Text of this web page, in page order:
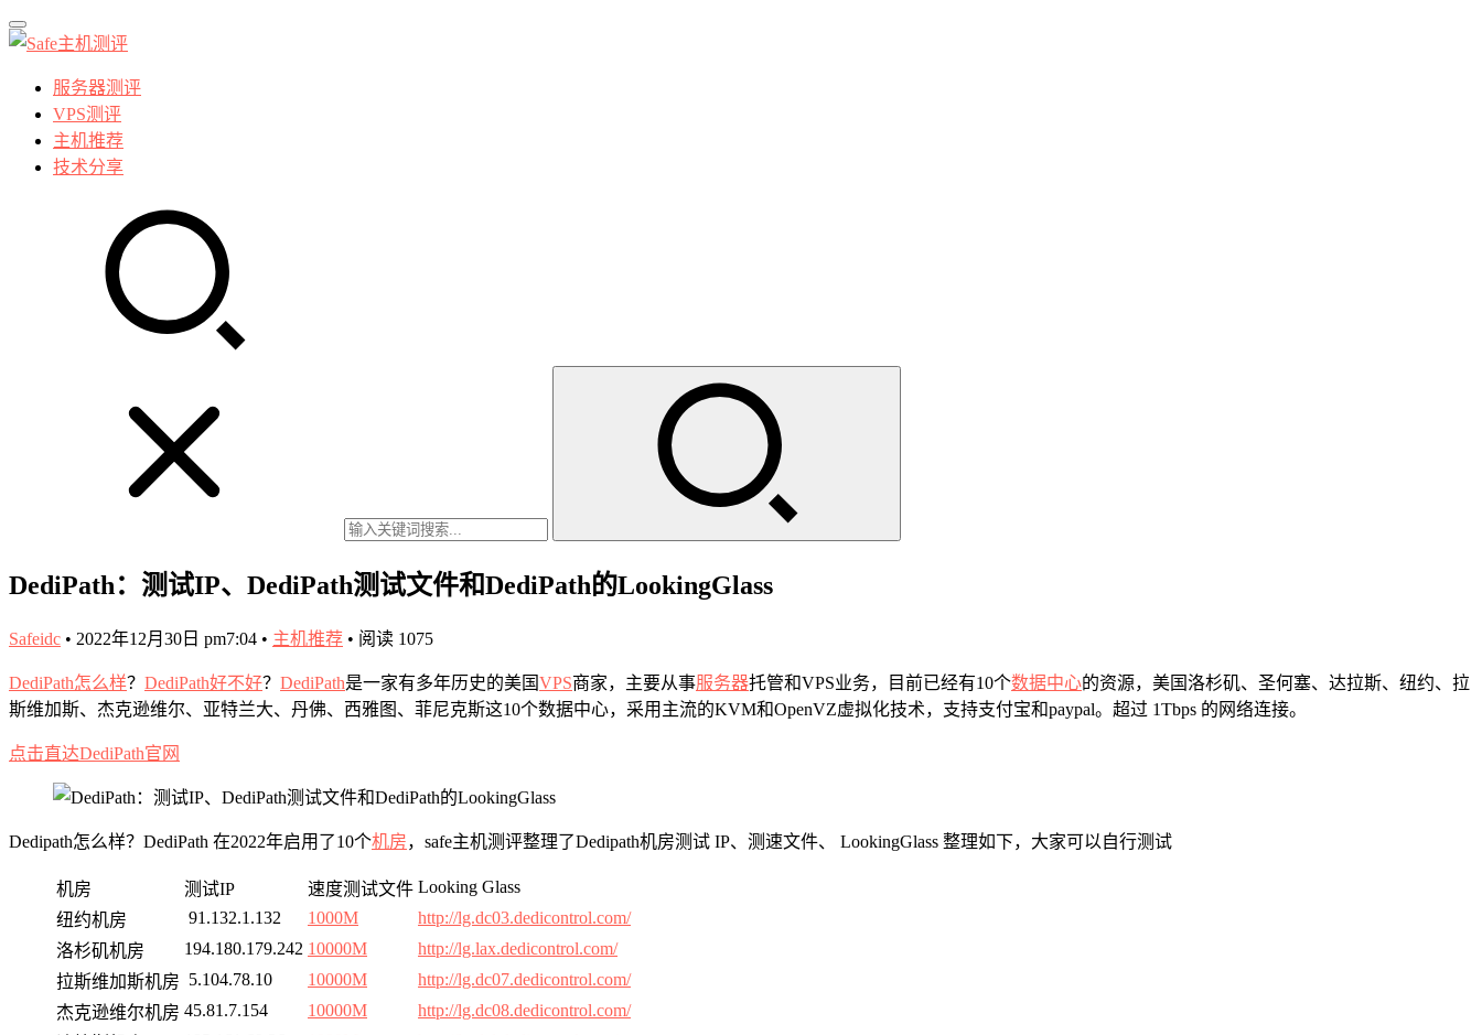
服务器测评
VPS测评
主机推荐
技术分享
DediPath：测试IP、DediPath测试文件和DediPath的LookingGlass
Safeidc • 2022年12月30日 pm7:04 • 主机推荐 • 阅读 1075
DediPath怎么样？ DediPath好不好？ DediPath是一家有多年历史的美国VPS商家，主要从事服务器托管和VPS业务，目前已经有10个数据中心的资源，美国洛杉矶、圣何塞、达拉斯、纽约、拉
斯维加斯、杰克逊维尔、亚特兰大、丹佛、西雅图、菲尼克斯这10个数据中心，采用主流的KVM和OpenVZ虚拟化技术，支持支付宝和paypal。超过 1Tbps 的网络连接。
点击直达DediPath官网
Dedipath怎么样？DediPath 在2022年启用了10个机房，safe主机测评整理了Dedipath机房测试 IP、测速文件、 LookingGlass 整理如下，大家可以自行测试
机房 测试IP 速度测试文件 Looking Glass
纽约机房
91.132.1.132 1000M
http://lg.dc03.dedicontrol.com/
洛杉矶机房
194.180.179.242 10000M
http://lg.lax.dedicontrol.com/
拉斯维加斯机房 5.104.78.10 10000M
http://lg.dc07.dedicontrol.com/
杰克逊维尔机房 45.81.7.154 10000M
http://lg.dc08.dedicontrol.com/